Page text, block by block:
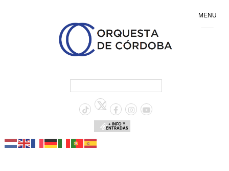
+ INFO Y
ENTRADAS
MENU